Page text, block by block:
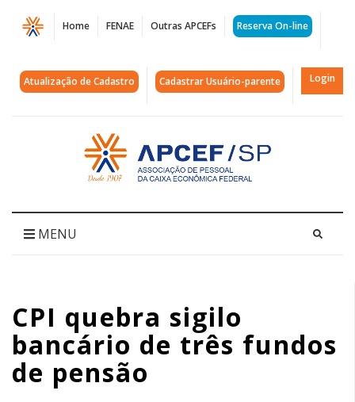
Página
CPI
quebra
bancário
fundos
|
APCEF/SP
Home FENAE Outras APCEFs Reserva On-line
Atualização de Cadastro Cadastrar Usuário-parente Login
Acessar
página
inicial
MENU
CPI quebra sigilo
bancário de três fundos
de pensão